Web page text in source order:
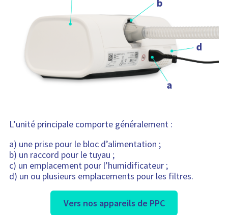
L’unité principale comporte généralement :
a) une prise pour le bloc d’alimentation ;
b) un raccord pour le tuyau ;
c) un emplacement pour l’humidificateur ;
d) un ou plusieurs emplacements pour les filtres.
Vers nos appareils de PPC